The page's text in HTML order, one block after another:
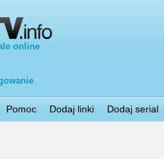
online
Pomoc Dodaj linki Dodaj serial